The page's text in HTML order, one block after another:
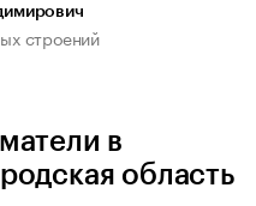
строений
в
область